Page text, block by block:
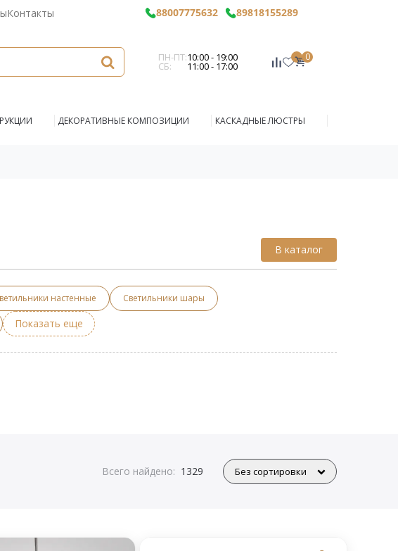
Контакты 88007775632 89818155289
ПН-ПТ:10:00 - 19:00
СБ: 11:00 - 17:00
0
ДЕКОРАТИВНЫЕ КОМПОЗИЦИИ КАСКАДНЫЕ ЛЮСТРЫ
В каталог
настенные Светильники шары
Показать еще
Всего найдено: 1329